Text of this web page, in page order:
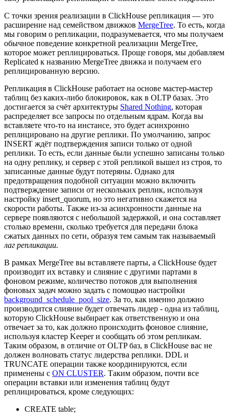
С точки зрения реализации в ClickHouse репликация — это
расширение над семейством движков MergeTree. То есть, когда
мы говорим о репликации, подразумевается, что мы получаем
обычное поведение конкретной реализации MergeTree,
которое может реплицироваться. Проще говоря, мы добавляем
Replicated к названию MergeTree движка и получаем его
реплицированную версию.
Репликация в ClickHouse работает на основе мастер-мастер
таблиц без каких-либо блокировок, как в OLTP базах. Это
достигается за счёт архитектуры Shared Nothing, которая
распределяет все запросы по отдельным ядрам. Когда вы
вставляете что-то на инстансе, это будет асинхронно
реплицировано на другие реплики. По умолчанию, запрос
INSERT ждёт подтверждения записи только от одной
реплики. То есть, если данные были успешно записаны только
на одну реплику, и сервер с этой репликой вышел из строя, то
записанные данные будут потеряны. Однако для
предотвращения подобной ситуации можно включить
подтверждение записи от нескольких реплик, используя
настройку insert_quorum, но это негативно скажется на
скорости работы. Также из-за асинхронности данные на
сервере появляются с небольшой задержкой, и она составляет
столько времени, сколько требуется для передачи блока
сжатых данных по сети, образуя тем самым так называемый
лаг репликации.
В рамках MergeTree вы вставляете парты, а ClickHouse будет
производит их вставку и слияние с другими партами в
фоновом режиме, количество потоков для выполнения
фоновых задач можно задать с помощью настройки
background_schedule_pool_size. За то, как именно должно
производится слияние будет отвечать лидер - одна из таблиц,
которую ClickHouse выбирает как ответственную и она
отвечает за то, как должно происходить фоновое слияние,
используя кластер Keeper и сообщать об этом репликам.
Таким образом, в отличие от OLTP баз, в ClickHouse вас не
должен волновать статус лидерства реплики. DDL и
TRUNCATE операции также координируются, если
применены с ON CLUSTER. Таким образом, почти все
операции вставки или изменения таблиц будут
реплицироваться, кроме следующих:
CREATE table;